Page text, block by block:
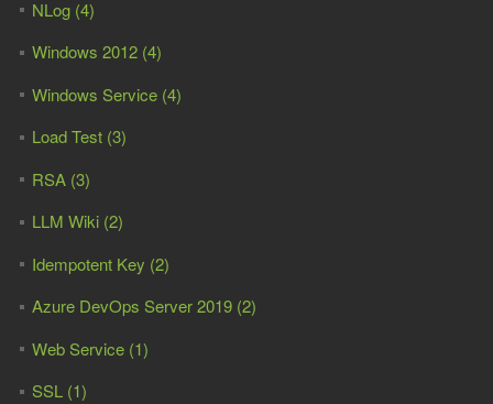
NLog (4)
Windows 2012 (4)
Windows Service (4)
Load Test (3)
RSA (3)
LLM Wiki (2)
Idempotent Key (2)
Azure DevOps Server 2019 (2)
Web Service (1)
SSL (1)